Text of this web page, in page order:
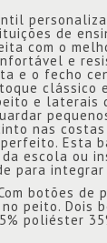
de
com o
e
e o fecho
clássico
e laterais
nas
Esta
da escola ou
para
botões de
no peito. Dois
poliéster